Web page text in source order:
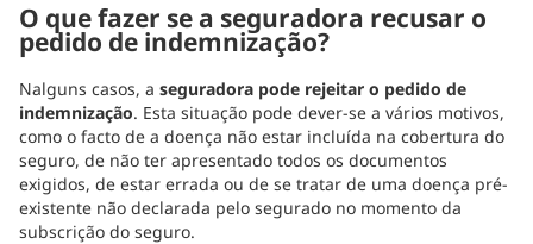
O que fazer se a seguradora recusar o
pedido de indemnização?
Nalguns casos, a seguradora pode rejeitar o pedido de
indemnização. Esta situação pode dever-se a vários motivos,
como o facto de a doença não estar incluída na cobertura do
seguro, de não ter apresentado todos os documentos
exigidos, de estar errada ou de se tratar de uma doença pré-
existente não declarada pelo segurado no momento da
subscrição do seguro.